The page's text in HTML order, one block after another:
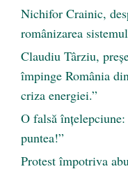
Nichifor Crainic,
românizarea
Claudiu Târziu,
împinge România
criza energiei.”
O falsă
puntea!”
Protest împotriva